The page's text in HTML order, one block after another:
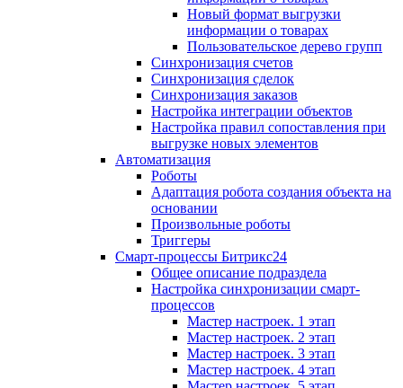
Новый формат выгрузки
информации о товарах
Пользовательское дерево групп
Синхронизация счетов
Синхронизация сделок
Синхронизация заказов
Настройка интеграции объектов
Настройка правил сопоставления при
выгрузке новых элементов
Автоматизация
Роботы
Адаптация робота создания объекта на
основании
Произвольные роботы
Триггеры
Смарт-процессы Битрикс24
Общее описание подраздела
Настройка синхронизации смарт-
процессов
Мастер настроек. 1 этап
Мастер настроек. 2 этап
Мастер настроек. 3 этап
Мастер настроек. 4 этап